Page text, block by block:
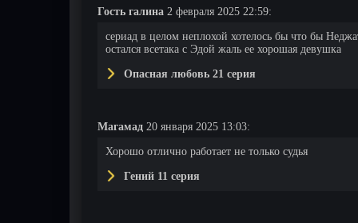
Гость галина 2 февраля 2025 22:59:
сериад в целом неплохой хотелось бы что бы
остался всетака с Эдой жаль ее хорошая девушка
Опасная любовь 21 серия
Магамад 20 января 2025 13:03:
Хорошо отлично работает не только судья
Гений 11 серия